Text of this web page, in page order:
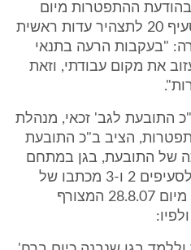
בהודעת ההתפטרות מיום
23.8.07, כפי שגם עולה מסעיף 20 לתצהיר עדות ראשית
"בעקבות הרעה בתנאי
את מקום עבודתי, וזאת
התובעת לגב' זכאי, מנהלת
הציב ב"כ התובעת
של התובעת, בגן במתחם
יעקב דורי. לעניין זה אפנה לסעיפים 2 ו-3 מכתבו של
בא-כוחה, עו"ד מורגנשטיין, מיום 28.8.07 המצורף